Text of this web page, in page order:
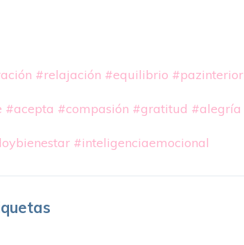
#relajación #equilibrio #pazinterior
#acepta #compasión #gratitud #alegría
#inteligenciaemocional